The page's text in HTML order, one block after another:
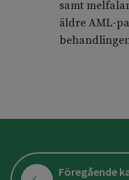
samt
äldre AML-
Föregående